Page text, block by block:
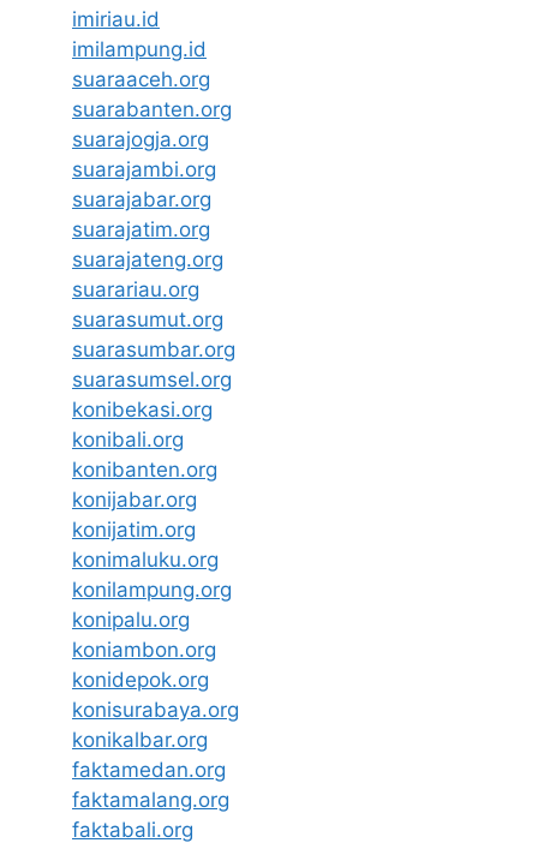
imiriau.id
imilampung.id
suaraaceh.org
suarabanten.org
suarajogja.org
suarajambi.org
suarajabar.org
suarajatim.org
suarajateng.org
suarariau.org
suarasumut.org
suarasumbar.org
suarasumsel.org
konibekasi.org
konibali.org
konibanten.org
konijabar.org
konijatim.org
konimaluku.org
konilampung.org
konipalu.org
koniambon.org
konidepok.org
konisurabaya.org
konikalbar.org
faktamedan.org
faktamalang.org
faktabali.org